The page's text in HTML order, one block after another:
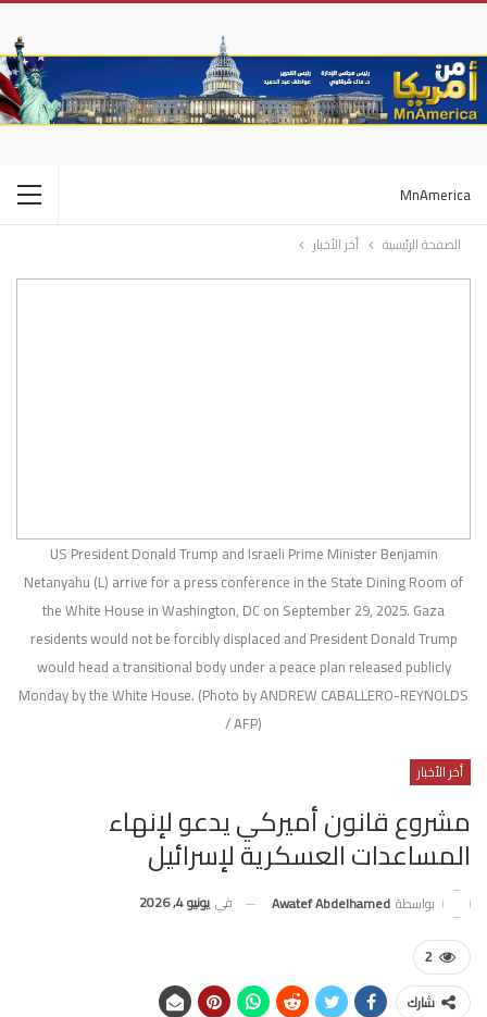
MnAmerica
الصفحة الرئيسية أخر الأخبار
US President Donald Trump and Israeli Prime Minister Benjamin
Netanyahu (L) arrive for a press conference in the State Dining Room of
the White House in Washington, DC on September 29, 2025. Gaza
residents would not be forcibly displaced and President Donald Trump
would head a transitional body under a peace plan released publicly
Monday by the White House. (Photo by ANDREW CABALLERO-REYNOLDS
/ AFP)
أخر الأخبار
مشروع قانون أميركي يدعو لإنهاء
المساعدات العسكرية لإسرائيل
بواسطة Awatef Abdelhamed في يونيو 4, 2026
2
شارك